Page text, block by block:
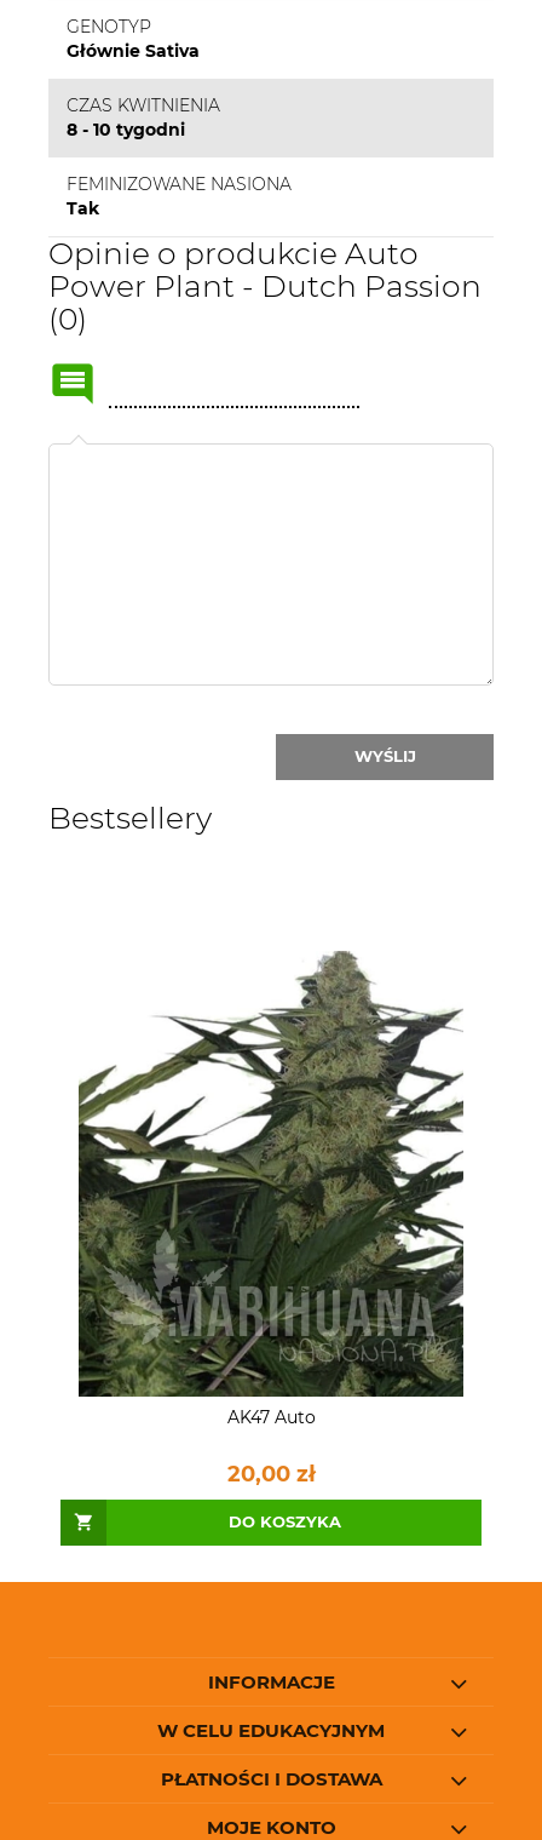
GENOTYP
Głównie Sativa
CZAS KWITNIENIA
8 - 10 tygodni
FEMINIZOWANE NASIONA
Tak
Opinie o produkcie Auto
Power Plant - Dutch Passion
(0)
WYŚLIJ
Bestsellery
AK47 Auto
20,00 zł
DO KOSZYKA
INFORMACJE
W CELU EDUKACYJNYM
PŁATNOŚCI I DOSTAWA
MOJE KONTO